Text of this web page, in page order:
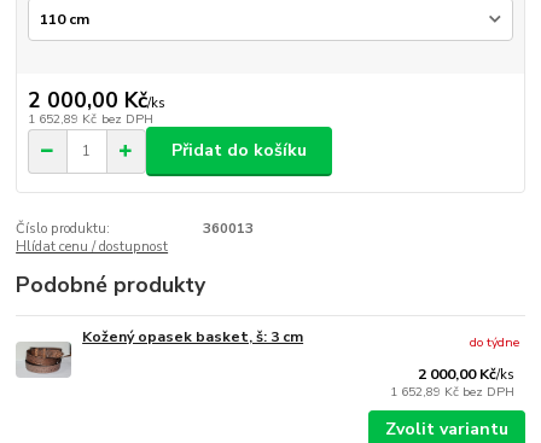
2 000,00 Kč/ks
1 652,89 Kč bez DPH
Přidat do košíku
Číslo produktu:
360013
Hlídat cenu / dostupnost
Podobné produkty
Kožený opasek basket, š: 3 cm
2 000,00 Kč/ks
1 652,89 Kč bez DPH
do týdne
Zvolit variantu